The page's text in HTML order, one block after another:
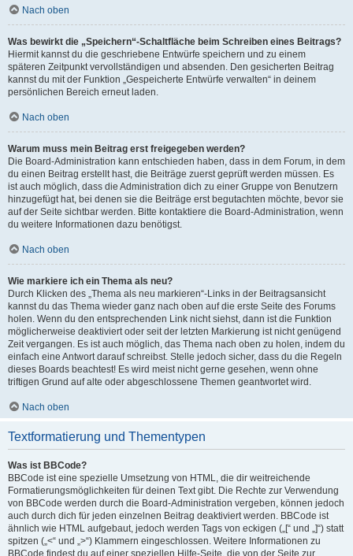
Nach oben
Was bewirkt die „Speichern“-Schaltfläche beim Schreiben eines Beitrags?
Hiermit kannst du die geschriebene Entwürfe speichern und zu einem
späteren Zeitpunkt vervollständigen und absenden. Den gesicherten Beitrag
kannst du mit der Funktion „Gespeicherte Entwürfe verwalten“ in deinem
persönlichen Bereich erneut laden.
Nach oben
Warum muss mein Beitrag erst freigegeben werden?
Die Board-Administration kann entschieden haben, dass in dem Forum, in dem
du einen Beitrag erstellt hast, die Beiträge zuerst geprüft werden müssen. Es
ist auch möglich, dass die Administration dich zu einer Gruppe von Benutzern
hinzugefügt hat, bei denen sie die Beiträge erst begutachten möchte, bevor sie
auf der Seite sichtbar werden. Bitte kontaktiere die Board-Administration, wenn
du weitere Informationen dazu benötigst.
Nach oben
Wie markiere ich ein Thema als neu?
Durch Klicken des „Thema als neu markieren“-Links in der Beitragsansicht
kannst du das Thema wieder ganz nach oben auf die erste Seite des Forums
holen. Wenn du den entsprechenden Link nicht siehst, dann ist die Funktion
möglicherweise deaktiviert oder seit der letzten Markierung ist nicht genügend
Zeit vergangen. Es ist auch möglich, das Thema nach oben zu holen, indem du
einfach eine Antwort darauf schreibst. Stelle jedoch sicher, dass du die Regeln
dieses Boards beachtest! Es wird meist nicht gerne gesehen, wenn ohne
triftigen Grund auf alte oder abgeschlossene Themen geantwortet wird.
Nach oben
Textformatierung und Thementypen
Was ist BBCode?
BBCode ist eine spezielle Umsetzung von HTML, die dir weitreichende
Formatierungsmöglichkeiten für deinen Text gibt. Die Rechte zur Verwendung
von BBCode werden durch die Board-Administration vergeben, können jedoch
auch durch dich für jeden einzelnen Beitrag deaktiviert werden. BBCode ist
ähnlich wie HTML aufgebaut, jedoch werden Tags von eckigen („[“ und „]“) statt
spitzen („<“ und „>“) Klammern eingeschlossen. Weitere Informationen zu
BBCode findest du auf einer speziellen Hilfe-Seite, die von der Seite zur